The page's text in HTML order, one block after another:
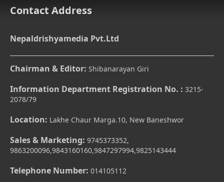
Contact Address
Nepaldrishyamedia Pvt.Ltd
Chairman & Editor: Shibanarayan Giri
Information Department Registration No. : 3215-
2078/79
Location: Lakhe Chaur Marga.10, New Baneshwor
Sales & Marketing: 9745373352,
9863200096,9843160160,9847297994,9825143444
Telephone Number: 014105112